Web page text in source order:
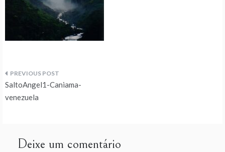
Navegação
de
SaltoAngel1-Caniama-
venezuela
Deixe um comentário